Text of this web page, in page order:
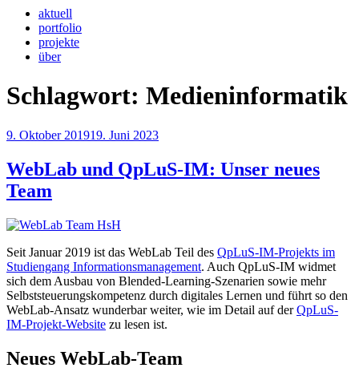
aktuell
portfolio
projekte
über
Schlagwort: Medieninformatik
Veröffentlicht
9. Oktober 201919. Juni 2023
WebLab und QpLuS-IM: Unser neues
Team
Seit Januar 2019 ist das WebLab Teil des QpLuS-IM-Projekts im
Studiengang Informationsmanagement. Auch QpLuS-IM widmet
sich dem Ausbau von Blended-Learning-Szenarien sowie mehr
Selbststeuerungskompetenz durch digitales Lernen und führt so den
WebLab-Ansatz wunderbar weiter, wie im Detail auf derQpLuS-
IM-Projekt-Website zu lesen ist.
Neues WebLab-Team